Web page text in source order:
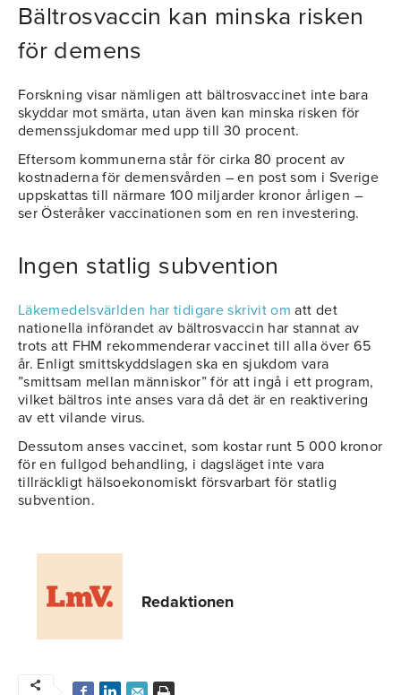
Bältrosvaccin kan minska risken
för demens
Forskning visar nämligen att bältrosvaccinet inte bara
skyddar mot smärta, utan även kan minska risken för
demenssjukdomar med upp till 30 procent.
Eftersom kommunerna står för cirka 80 procent av
kostnaderna för demensvården – en post som i Sverige
uppskattas till närmare 100 miljarder kronor årligen –
ser Österåker vaccinationen som en ren investering.
Ingen statlig subvention
Läkemedelsvärlden har tidigare skrivit om att det
nationella införandet av bältrosvaccin har stannat av
trots att FHM rekommenderar vaccinet till alla över 65
år. Enligt smittskyddslagen ska en sjukdom vara
”smittsam mellan människor” för att ingå i ett program,
vilket bältros inte anses vara då det är en reaktivering
av ett vilande virus.
Dessutom anses vaccinet, som kostar runt 5 000 kronor
för en fullgod behandling, i dagsläget inte vara
tillräckligt hälsoekonomiskt försvarbart för statlig
subvention.
Redaktionen